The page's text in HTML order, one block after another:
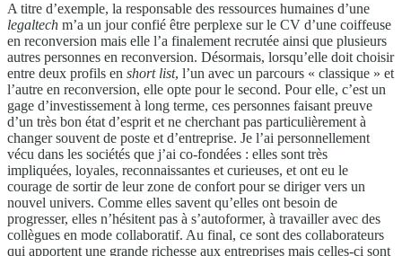
A titre d’exemple, la responsable des ressources humaines d’une
legaltech m’a un jour confié être perplexe sur le CV d’une coiffeuse
en reconversion mais elle l’a finalement recrutée ainsi que plusieurs
autres personnes en reconversion. Désormais, lorsqu’elle doit choisir
entre deux profils en short list, l’un avec un parcours « classique » et
l’autre en reconversion, elle opte pour le second. Pour elle, c’est un
gage d’investissement à long terme, ces personnes faisant preuve
d’un très bon état d’esprit et ne cherchant pas particulièrement à
changer souvent de poste et d’entreprise. Je l’ai personnellement
vécu dans les sociétés que j’ai co-fondées : elles sont très
impliquées, loyales, reconnaissantes et curieuses, et ont eu le
courage de sortir de leur zone de confort pour se diriger vers un
nouvel univers. Comme elles savent qu’elles ont besoin de
progresser, elles n’hésitent pas à s’autoformer, à travailler avec des
collègues en mode collaboratif. Au final, ce sont des collaborateurs
qui apportent une grande richesse aux entreprises mais celles-ci sont